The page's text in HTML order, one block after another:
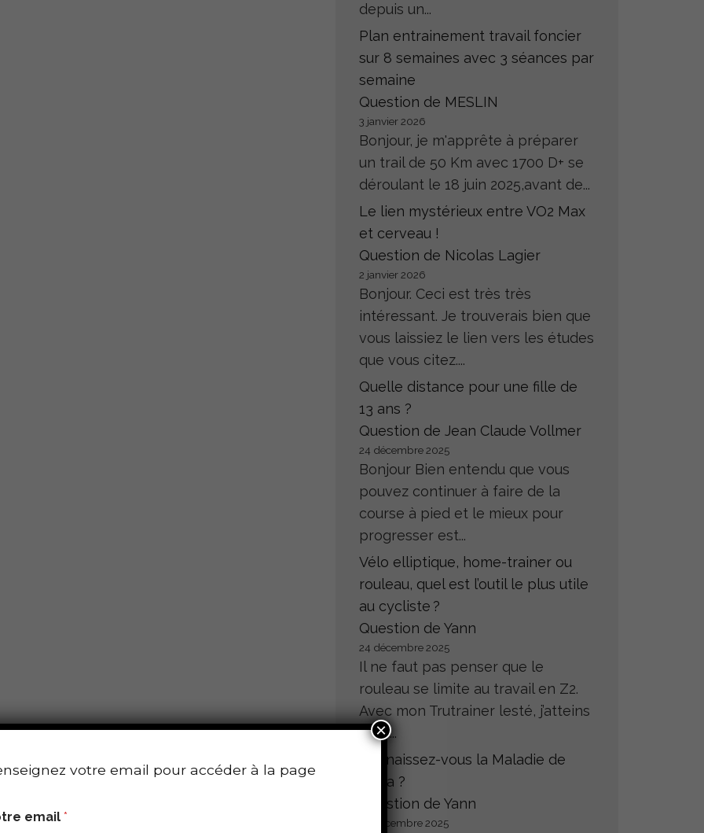
depuis un...
Plan entrainement travail foncier
sur 8 semaines avec 3 séances par
semaine
Question de MESLIN
3 janvier 2026
Bonjour, je m'apprête à préparer
un trail de 50 Km avec 1700 D+ se
déroulant le 18 juin 2025,avant de...
Le lien mystérieux entre VO2 Max
et cerveau !
Question de Nicolas Lagier
2 janvier 2026
Bonjour. Ceci est très très
intéressant. Je trouverais bien que
vous laissiez le lien vers les études
que vous citez....
Quelle distance pour une fille de
13 ans ?
Question de Jean Claude Vollmer
24 décembre 2025
Bonjour Bien entendu que vous
pouvez continuer à faire de la
course à pied et le mieux pour
progresser est...
Vélo elliptique, home-trainer ou
rouleau, quel est l’outil le plus utile
au cycliste ?
Question de Yann
24 décembre 2025
Il ne faut pas penser que le
rouleau se limite au travail en Z2.
Avec mon Trutrainer lesté, j’atteins
sans...
Connaissez-vous la Maladie de
Hoffa ?
Question de Yann
23 décembre 2025
votre email pour accéder à la page
email*
×